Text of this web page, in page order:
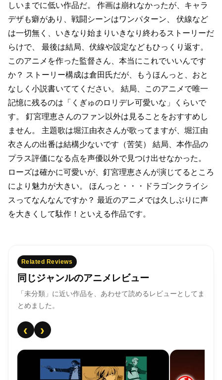
しいまでに低い作品だ。
作画は崩れなかったが、キャラ
デザも癖があり、戦闘シーンはワンパターン、
伏線など
は一切無く、いきなり始まりいきなり終わるストーリーだ
らけで、
最後は結局、伏線や設定などもひっくり返す。
このアニメを作った監督さん、本当にこれでいいんです
か？ ストーリー構成は倉田氏だが、もうほんっと、おと
なしく小説書いててください。
結局、このアニメで唯一
記憶に残るのは「くぎゅのロリデレ可愛いな」くらいで
す。
釘宮理恵さんのファン以外は見ることをおすすめし
ません。
主題歌は堀江由衣さんが歌ってますが、堀江由
衣さんの出番は結構少ないです（苦笑）
結局、本作品の
プラス評価になる点を声優以外で見つけ出せなかった。
ローズは確かに可愛いが、釘宮理恵さんが演じてるところ
により魅力が大きい。
ほんっと・・・ドラゴンクライシ
スってなんなんですか？ 最近のアニメでは久しぶりに声
を大きくして駄作！といえる作品です。
Related Reviews
同じジャンルのアニメレビュー
「未分類」に近い作品を、あわせて読めるレビューとしてま
とめました。
‹ ›